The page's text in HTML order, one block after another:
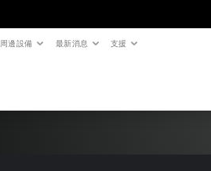
周邊設備 最新消息 支援